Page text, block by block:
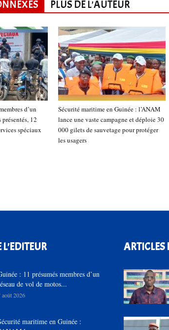
PLUS DE L'AUTEUR
d’un
12
spéciaux
Sécurité maritime en Guinée : l’ANAM
lance une vaste campagne et déploie 30
000 gilets de sauvetage pour protéger
les usagers
L'EDITEUR
: 11 présumés membres d’un
de vol de motos...
août 2026
maritime en Guinée :
ARTICLES